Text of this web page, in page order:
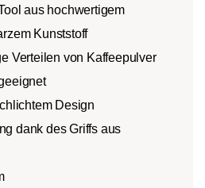
aus hochwertigem
Kunststoff
Verteilen von Kaffeepulver
Design
dank des Griffs aus